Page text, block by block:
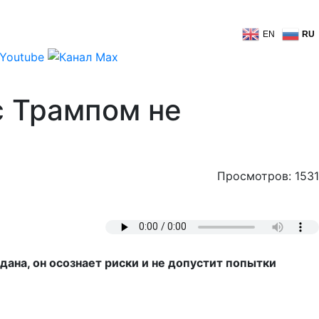
EN RU
Трампом не
Просмотров: 1531
он осознает риски и не допустит попытки